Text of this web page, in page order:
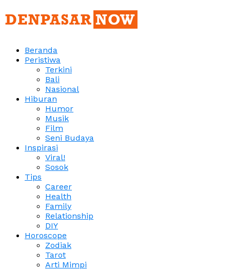
Beranda
Peristiwa
Terkini
Bali
Nasional
Hiburan
Humor
Musik
Film
Seni Budaya
Inspirasi
Viral!
Sosok
Tips
Career
Health
Family
Relationship
DIY
Horoscope
Zodiak
Tarot
Arti Mimpi